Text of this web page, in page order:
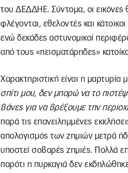
του ΔΕΔΔΗΕ. Σύντομα, οι εικόνες
φλέγονται, εθελοντές και
ενώ δεκάδες αστυνομικοί
από τους «πεισματάρηδες»
Χαρακτηριστική είναι η μαρτυρία
σπίτι μου, δεν μπορώ να το
βάνες για να βρέξουμε την
παρά τις επανειλημμένες
απολογισμός των ζημιών μετρά
υποστεί σοβαρές ζημιές. Πολλά
παρότι η πυρκαγιά δεν